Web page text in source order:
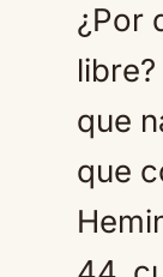
¿Por
que
que